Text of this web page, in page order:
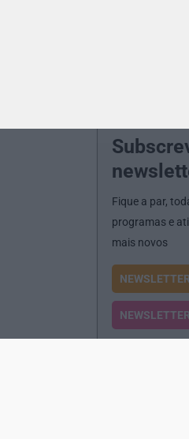
Fique a par,
programas e
mais novos